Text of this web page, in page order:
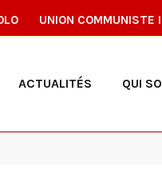
UNION COMMUNISTE
ACTUALITÉS QUI